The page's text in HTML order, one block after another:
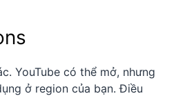
YouTube có thể mở, nhưng
ở region của bạn. Điều